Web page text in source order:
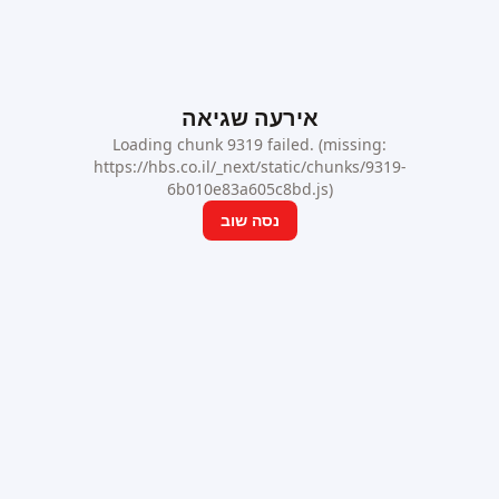
אירעה שגיאה
Loading chunk 9319 failed. (missing:
https://hbs.co.il/_next/static/chunks/9319-
6b010e83a605c8bd.js)